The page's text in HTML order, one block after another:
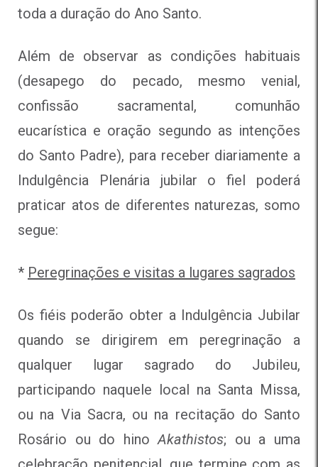
toda a duração do Ano Santo.
Além de observar as condições habituais
(desapego do pecado, mesmo venial,
confissão sacramental, comunhão
eucarística e oração segundo as intenções
do Santo Padre), para receber diariamente a
Indulgência Plenária jubilar o fiel poderá
praticar atos de diferentes naturezas, somo
segue:
* Peregrinações e visitas a lugares sagrados
Os fiéis poderão obter a Indulgência Jubilar
quando se dirigirem em peregrinação a
qualquer lugar sagrado do Jubileu,
participando naquele local na Santa Missa,
ou na Via Sacra, ou na recitação do Santo
Rosário ou do hinoAkathistos; ou a uma